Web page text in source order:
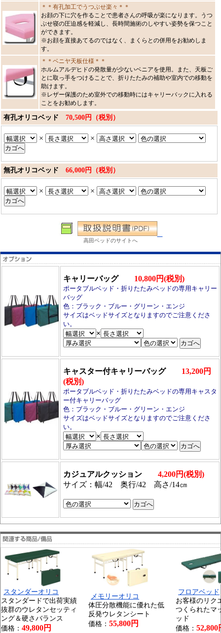
＊＊有孔加工でうつぶせ楽々＊＊
お顔の下に穴を作ることで患者さんの呼吸が楽になります。うつ
ぶせ寝の圧迫感を軽減し、長時間施術のしやすい姿勢を保つこと
ができます。
※お顔を直接あてるのではなく、まくらとの併用をお勧めしま
す。
＊＊ベニヤ天板仕様＊＊
ホルムアルデヒドの発散量が少ないベニアを使用。また、天板ご
とに取っ手をつけることで、折りたたみの補助や室内での移動を
助けます。
※レザー保護のため室外での移動時にはキャリーバックに入れる
ことをお勧めします。
有孔オリコベッド 70,500円（税別）
× ×
無孔オリコベッド 66,000円（税別）
× ×
高田ベッドのサイトへ
キャリーバッグ 10,800円(税別)
ポータブルベッド・折りたたみベッドの専用キャリー
バッグ
色：ブラック・ブルー・グリーン・エンジ
サイズはベッドサイズとなりますのでご注意くださ
い。
×
キャスター付キャリーバッグ 13,200円
(税別)
ポータブルベッド・折りたたみベッドの専用キャスタ
ー付キャリーバッグ
色：ブラック・ブルー・グリーン・エンジ
サイズはベッドサイズとなりますのでご注意くださ
い。
×
カジュアルクッション 4,200円(税別)
サイズ：幅/42 奥行/42 高さ/14㎝
スタンダーオリコ
スタンダードで出荷実績
抜群のウレタンセッティ
ング＆硬さバランス
価格： 49,800円
メモリーオリコ
体圧分散機能に優れた低
反発ウレタンシート
価格： 55,800円
フロアベッド
お客様のリク
つくられたマ
ッド
価格： 52,800